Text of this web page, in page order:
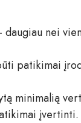
nei
patikimai
minimalią
įvertinti.